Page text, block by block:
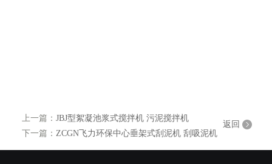
上一篇： JBJ型絮凝池浆式搅拌机 污泥搅拌机
下一篇： ZCGN飞力环保中心垂架式刮泥机 刮吸泥机
返回